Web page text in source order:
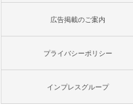
広告掲載のご案内
プライバシーポリシー
インプレスグループ